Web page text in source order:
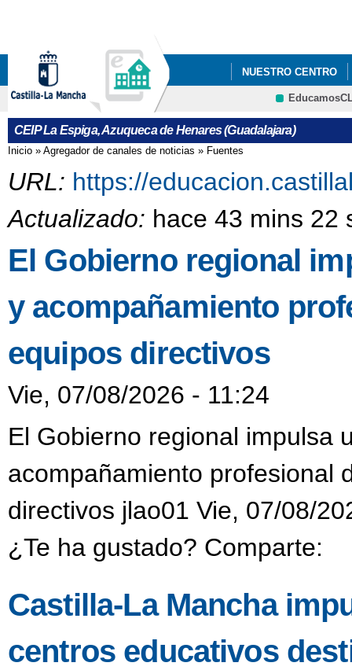
NUESTRO CENTRO
CRFP
CEIP La Espiga, Azuqueca de Henares (Guadalajara)
Se encuentra usted aquí
Inicio » Agregador de canales de noticias » Fuentes
URL: https://
Actualizado: hace 43 mins 22
El Gobierno regional
y acompañamiento
equipos directivos
Vie, 07/08/2026 - 11:24
El Gobierno regional impulsa
acompañamiento profesional
directivos jlao01 Vie, 07/08/
¿Te ha gustado? Comparte:
Castilla-La Mancha
centros educativos